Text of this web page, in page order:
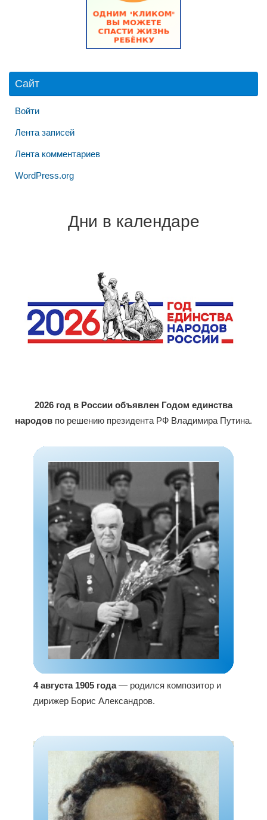
Сайт
Войти
Лента записей
Лента комментариев
WordPress.org
Дни в календаре
2026 год в России объявлен Годом единства
народов по решению президента РФ Владимира Путина.
4 августа 1905 года— родился композитор и
дирижер Борис Александров.